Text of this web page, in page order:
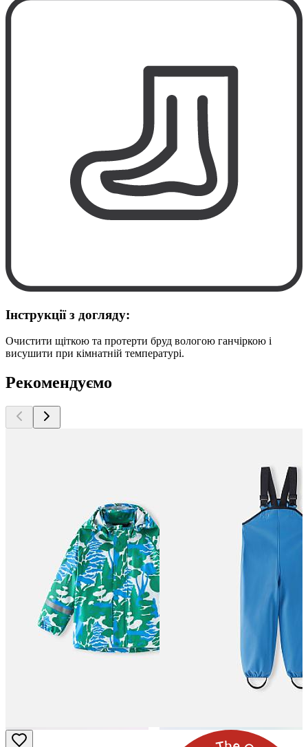
Інструкції з догляду:
Очистити щіткою та протерти бруд вологою ганчіркою і
висушити при кімнатній температурі.
Рекомендуємо